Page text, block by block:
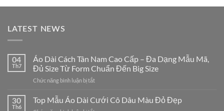
790,000₫.là:
LATEST NEWS
04
Th7
Áo Dài Cách Tân Nam Cao Cấp – Đa Dạng Mẫu Mã,
Đủ Size Từ Form Chuẩn Đến Big Size
Chức năng bình luận bị tắtở
Dài
30
Th6
Top Mẫu Áo Dài Cưới Cô Dâu Màu Đỏ Đẹp